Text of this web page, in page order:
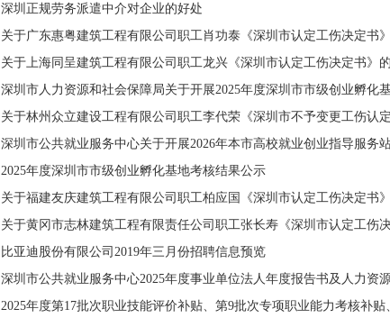
深圳正规劳务派遣中介对企业的好处
关于广东惠粤建筑工程有限公司职工肖功泰《深圳市认定工伤决定书
关于上海同呈建筑工程有限公司职工龙兴《深圳市认定工伤决定书》
深圳市人力资源和社会保障局关于开展2025年度深圳市市级创业孵化
关于林州众立建设工程有限公司职工李代荣《深圳市不予变更工伤认
深圳市公共就业服务中心关于开展2026年本市高校就业创业指导服务
2025年度深圳市市级创业孵化基地考核结果公示
关于福建友庆建筑工程有限公司职工柏应国《深圳市认定工伤决定书
关于黄冈市志林建筑工程有限责任公司职工张长寿《深圳市认定工伤
比亚迪股份有限公司2019年三月份招聘信息预览
深圳市公共就业服务中心2025年度事业单位法人年度报告书及人力资
2025年度第17批次职业技能评价补贴、第9批次专项职业能力考核补贴